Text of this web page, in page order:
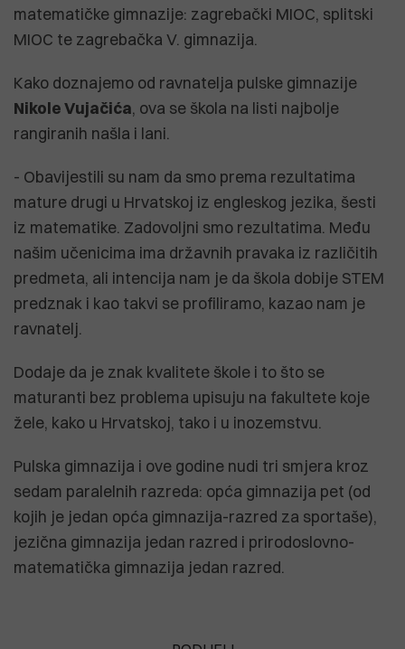
matematičke gimnazije: zagrebački MIOC, splitski
MIOC te zagrebačka V. gimnazija.
Kako doznajemo od ravnatelja pulske gimnazije
Nikole Vujačića, ova se škola na listi najbolje
rangiranih našla i lani.
- Obavijestili su nam da smo prema rezultatima
mature drugi u Hrvatskoj iz engleskog jezika, šesti
iz matematike. Zadovoljni smo rezultatima. Među
našim učenicima ima državnih pravaka iz različitih
predmeta, ali intencija nam je da škola dobije STEM
predznak i kao takvi se profiliramo, kazao nam je
ravnatelj.
Dodaje da je znak kvalitete škole i to što se
maturanti bez problema upisuju na fakultete koje
žele, kako u Hrvatskoj, tako i u inozemstvu.
Pulska gimnazija i ove godine nudi tri smjera kroz
sedam paralelnih razreda: opća gimnazija pet (od
kojih je jedan opća gimnazija-razred za sportaše),
jezična gimnazija jedan razred i prirodoslovno-
matematička gimnazija jedan razred.